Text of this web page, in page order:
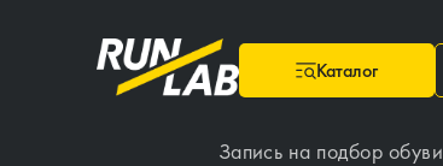
Каталог
Запись на подбор обуви